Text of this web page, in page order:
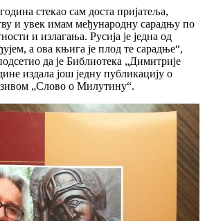
стекао сам доста пријатеља,
и увек имам међународну сарадњу по
и излагања. Русија је једна од
а ова књига је плод те сарадње“,
да је Библиотека „Димитрије
издала још једну публикацију о
„Слово о Милутину“.